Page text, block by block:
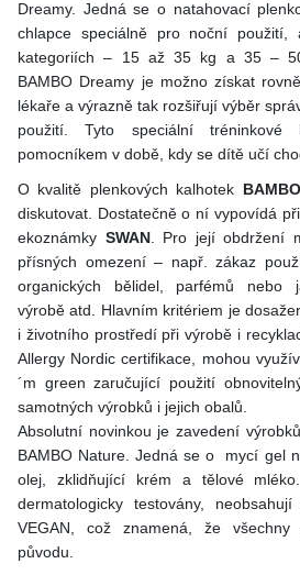
Dreamy. Jedná se o natahovací
chlapce speciálně pro noční
kategoriích – 15 až 35 kg a 35 –
BAMBO Dreamy je možno získat
lékaře a výrazně tak rozšiřují výběr
použití. Tyto speciální tréninkové
pomocníkem v době, kdy se dítě učí
O kvalitě plenkových kalhotek
diskutovat. Dostatečně o ní vypovídá
ekoznámky SWAN. Pro její obdržení
přísných omezení – např. zákaz
organických bělidel, parfémů nebo
výrobě atd. Hlavním kritériem je
i životního prostředí při výrobě i
Allergy Nordic certifikace, mohou
´m green zaručující použití
samotných výrobků i jejich obalů.
Absolutní novinkou je zavedení
BAMBO Nature. Jedná se o mycí gel
olej, zklidňující krém a tělové
dermatologicky testovány,
VEGAN, což znamená, že všechny
původu.